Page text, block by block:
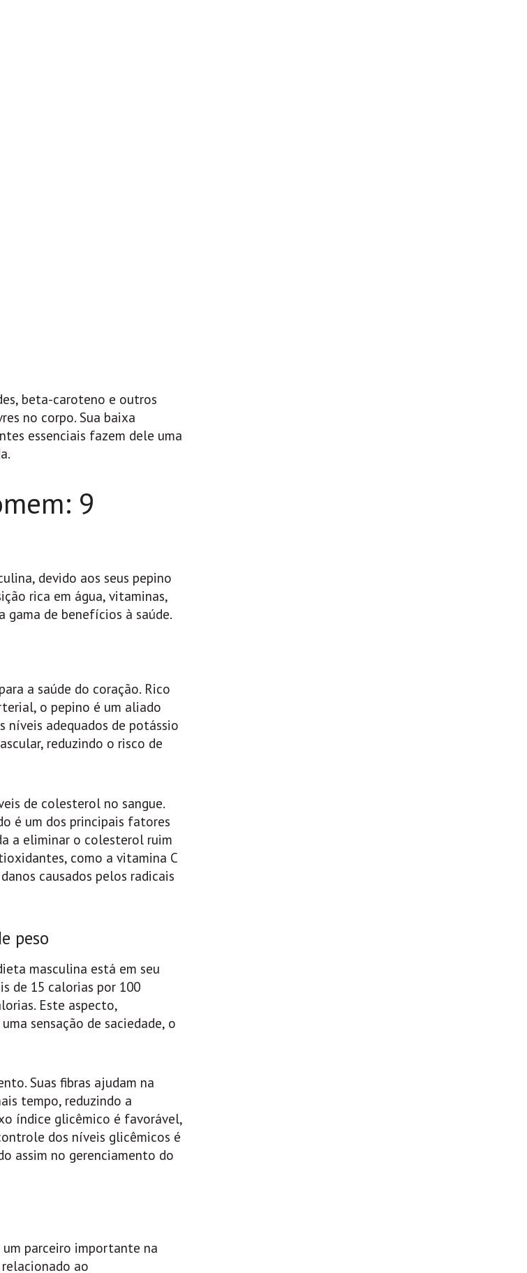
beta-caroteno e outros
no corpo. Sua baixa
essenciais fazem dele uma
9
devido aos seus pepino
rica em água, vitaminas,
gama de benefícios à saúde.
a saúde do coração. Rico
o pepino é um aliado
níveis adequados de potássio
reduzindo o risco de
de colesterol no sangue.
é um dos principais fatores
a eliminar o colesterol ruim
como a vitamina C
causados pelos radicais
peso
masculina está em seu
de 15 calorias por 100
Este aspecto,
sensação de saciedade, o
Suas fibras ajudam na
tempo, reduzindo a
índice glicêmico é favorável,
dos níveis glicêmicos é
assim no gerenciamento do
parceiro importante na
ao